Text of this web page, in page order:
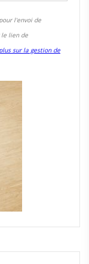
l'envoi de
lien de
sur la gestion de